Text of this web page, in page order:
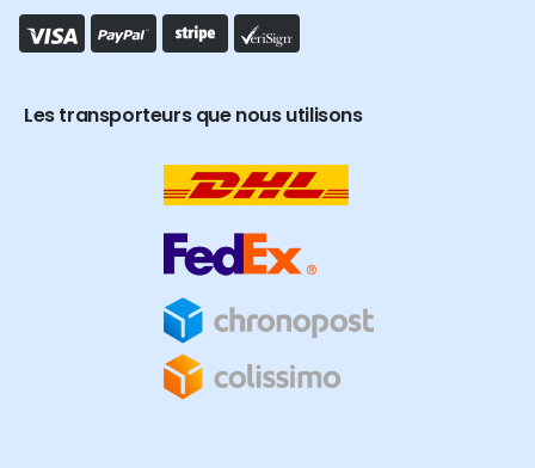
Les transporteurs que nous utilisons